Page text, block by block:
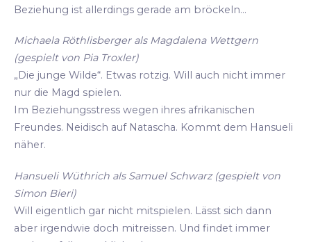
Beziehung ist allerdings gerade am bröckeln...
Michaela Röthlisberger als Magdalena Wettgern
(gespielt von Pia Troxler)
„Die junge Wilde“. Etwas rotzig. Will auch nicht immer
nur die Magd spielen.
Im Beziehungsstress wegen ihres afrikanischen
Freundes. Neidisch auf Natascha. Kommt dem Hansueli
näher.
Hansueli Wüthrich als Samuel Schwarz (gespielt von
Simon Bieri)
Will eigentlich gar nicht mitspielen. Lässt sich dann
aber irgendwie doch mitreissen. Und findet immer